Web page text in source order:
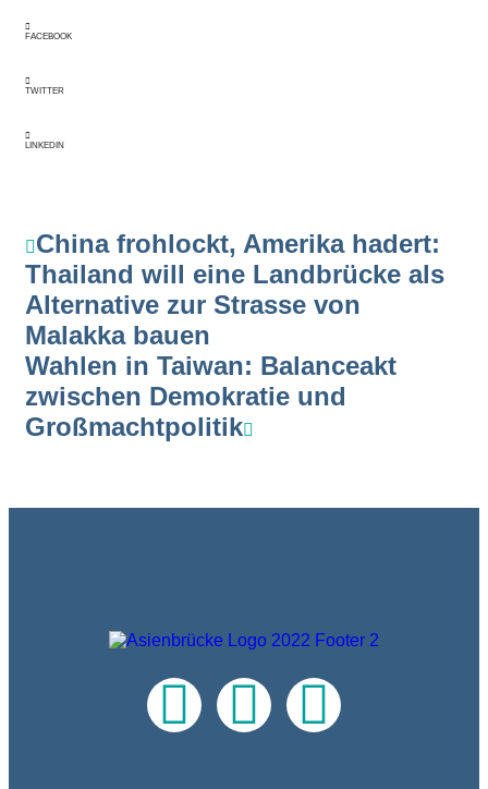
FACEBOOK
TWITTER
LINKEDIN
China frohlockt, Amerika hadert:
Thailand will eine Landbrücke als
Alternative zur Strasse von
Malakka bauen
Wahlen in Taiwan: Balanceakt
zwischen Demokratie und
Großmachtpolitik